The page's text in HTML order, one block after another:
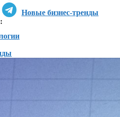
Новые бизнес-тренды